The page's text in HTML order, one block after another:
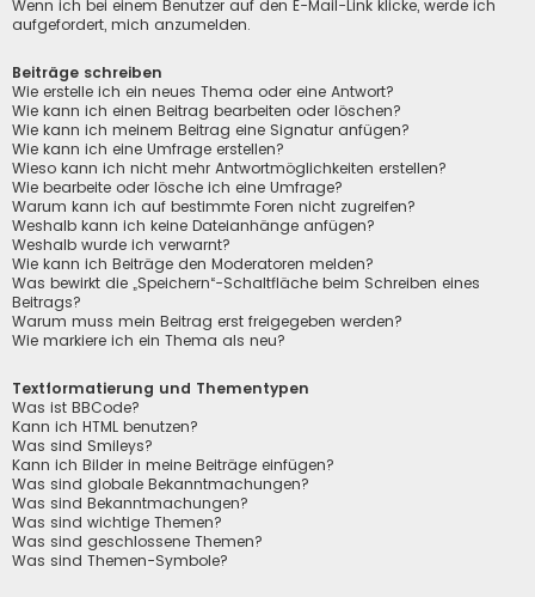
Wenn ich bei einem Benutzer auf den E-Mail-Link klicke, werde ich
aufgefordert, mich anzumelden.
Beiträge schreiben
Wie erstelle ich ein neues Thema oder eine Antwort?
Wie kann ich einen Beitrag bearbeiten oder löschen?
Wie kann ich meinem Beitrag eine Signatur anfügen?
Wie kann ich eine Umfrage erstellen?
Wieso kann ich nicht mehr Antwortmöglichkeiten erstellen?
Wie bearbeite oder lösche ich eine Umfrage?
Warum kann ich auf bestimmte Foren nicht zugreifen?
Weshalb kann ich keine Dateianhänge anfügen?
Weshalb wurde ich verwarnt?
Wie kann ich Beiträge den Moderatoren melden?
Was bewirkt die „Speichern“-Schaltfläche beim Schreiben eines
Beitrags?
Warum muss mein Beitrag erst freigegeben werden?
Wie markiere ich ein Thema als neu?
Textformatierung und Thementypen
Was ist BBCode?
Kann ich HTML benutzen?
Was sind Smileys?
Kann ich Bilder in meine Beiträge einfügen?
Was sind globale Bekanntmachungen?
Was sind Bekanntmachungen?
Was sind wichtige Themen?
Was sind geschlossene Themen?
Was sind Themen-Symbole?